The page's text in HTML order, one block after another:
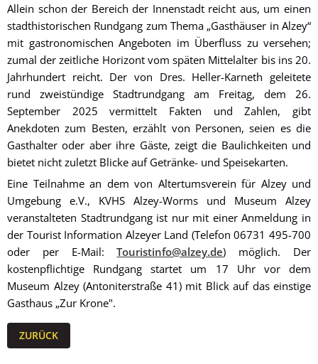
Allein schon der Bereich der Innenstadt reicht aus, um einen
stadthistorischen Rundgang zum Thema „Gasthäuser in Alzey“
mit gastronomischen Angeboten im Überfluss zu versehen;
zumal der zeitliche Horizont vom späten Mittelalter bis ins 20.
Jahrhundert reicht. Der von Dres. Heller-Karneth geleitete
rund zweistündige Stadtrundgang am Freitag, dem 26.
September 2025 vermittelt Fakten und Zahlen, gibt
Anekdoten zum Besten, erzählt von Personen, seien es die
Gasthalter oder aber ihre Gäste, zeigt die Baulichkeiten und
bietet nicht zuletzt Blicke auf Getränke- und Speisekarten.
Eine Teilnahme an dem von Altertumsverein für Alzey und
Umgebung e.V., KVHS Alzey-Worms und Museum Alzey
veranstalteten Stadtrundgang ist nur mit einer Anmeldung in
der Tourist Information Alzeyer Land (Telefon 06731 495-700
oder per E-Mail:Touristinfo@alzey.de) möglich. Der
kostenpflichtige Rundgang startet um 17 Uhr vor dem
Museum Alzey (Antoniterstraße 41) mit Blick auf das einstige
Gasthaus „Zur Krone".
ZURÜCK